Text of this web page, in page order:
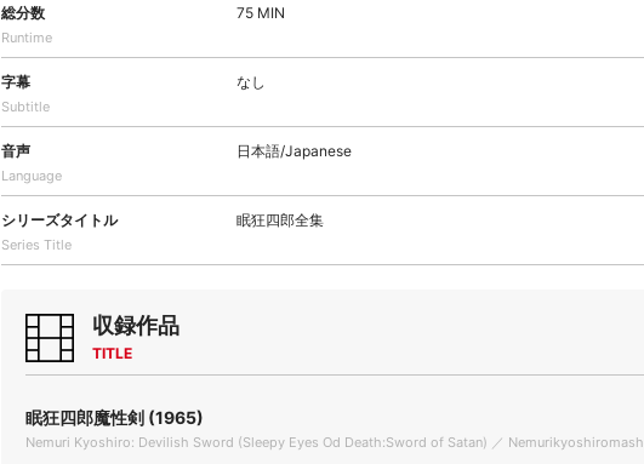
総分数
Runtime
75 MIN
字幕
Subtitle
なし
音声
Language
日本語/Japanese
シリーズタイトル
Series Title
眠狂四郎全集
収録作品
TITLE
眠狂四郎魔性剣 (1965)
Nemuri Kyoshiro: Devilish Sword (Sleepy Eyes Od Death:Sword of Satan) ／